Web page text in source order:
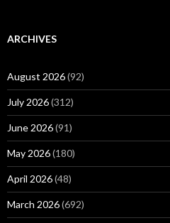
ARCHIVES
August 2026(92)
July 2026(312)
June 2026(91)
May 2026(180)
April 2026(48)
March 2026(692)